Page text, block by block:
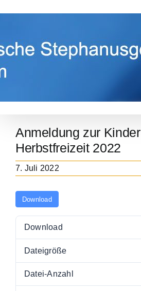
Inhalt
Anmeldung zur Kinder
Herbstfreizeit 2022
7. Juli 2022
Download
Download
Dateigröße
Datei-Anzahl